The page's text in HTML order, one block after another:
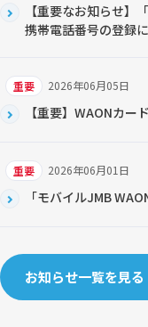
【重要なお知らせ】
携帯電話番号の登録
2026年06月05日
重要
【重要】WAONカー
2026年06月01日
重要
「モバイルJMB
お知らせ一覧を見る